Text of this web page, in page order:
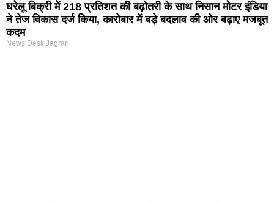
घरेलू बिक्री में 218 प्रतिशत की बढ़ोतरी के साथ निसान मोटर इंडिया
ने तेज विकास दर्ज किया, कारोबार में बड़े बदलाव की ओर बढ़ाए मजबूत
कदम
News Desk Jagran